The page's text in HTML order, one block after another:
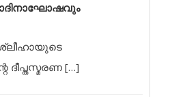
ദീപ്തസ്മരണ […]